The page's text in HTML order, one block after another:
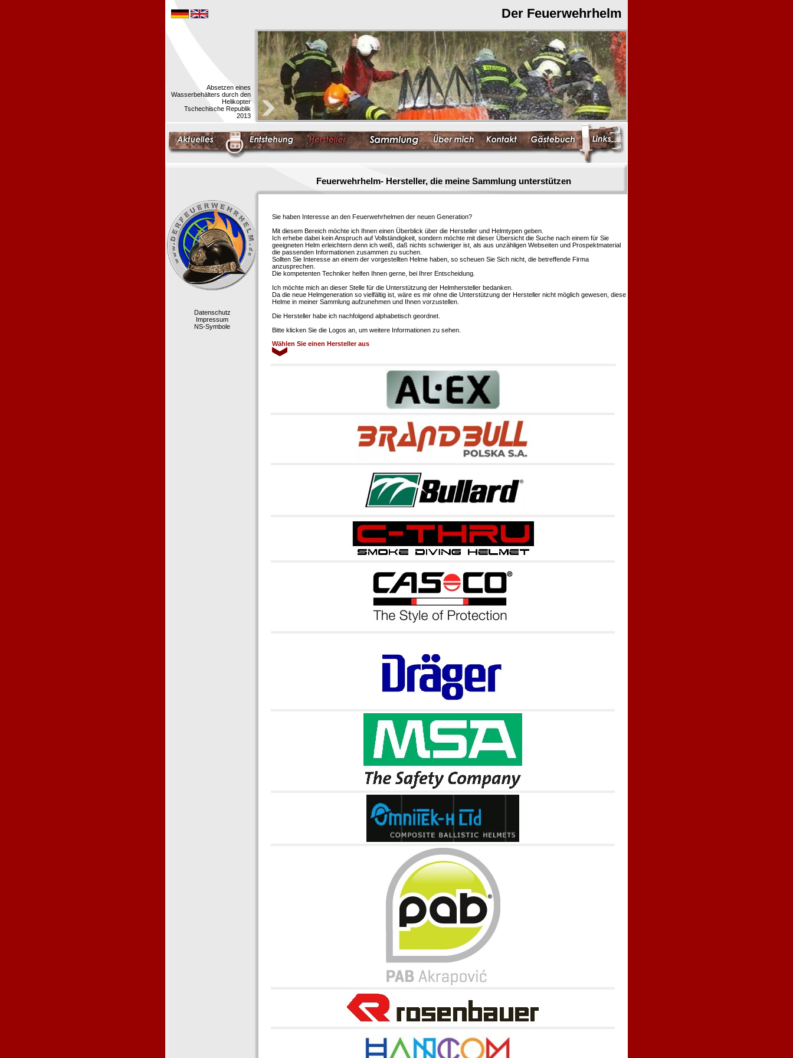
Der Feuerwehrhelm
Absetzen eines
Wasserbehälters durch den
Helikopter
Tschechische Republik
2013
Feuerwehrhelm- Hersteller, die meine Sammlung unterstützen
Datenschutz
Impressum
NS-Symbole
Sie haben Interesse an den Feuerwehrhelmen der neuen Generation?
Mit diesem Bereich möchte ich Ihnen einen Überblick über die Hersteller und Helmtypen geben.
Ich erhebe dabei kein Anspruch auf Vollständigkeit, sondern möchte mit dieser Übersicht die Suche nach einem für Sie
geeigneten Helm erleichtern denn ich weiß, daß nichts schwieriger ist, als aus unzähligen Webseiten und Prospektmaterial
die passenden Informationen zusammen zu suchen.
Sollten Sie Interesse an einem der vorgestellten Helme haben, so scheuen Sie Sich nicht, die betreffende Firma
anzusprechen.
Die kompetenten Techniker helfen Ihnen gerne, bei Ihrer Entscheidung.
Ich möchte mich an dieser Stelle für die Unterstützung der Helmhersteller bedanken.
Da die neue Helmgeneration so vielfältig ist, wäre es mir ohne die Unterstützung der Hersteller nicht möglich gewesen, diese
Helme in meiner Sammlung aufzunehmen und Ihnen vorzustellen.
Die Hersteller habe ich nachfolgend alphabetisch geordnet.
Bitte klicken Sie die Logos an, um weitere Informationen zu sehen.
Wählen Sie einen Hersteller aus